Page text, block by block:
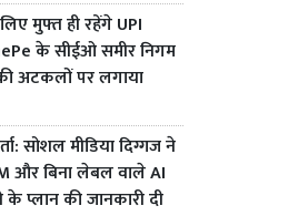
मुफ्त ही रहेंगे UPI
के सीईओ समीर निगम
अटकलों पर लगाया
सोशल मीडिया दिग्गज ने
और बिना लेबल वाले AI
प्लान की जानकारी दी